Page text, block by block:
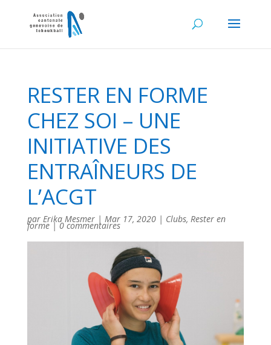
RESTER EN FORME
CHEZ SOI – UNE
INITIATIVE DES
ENTRAÎNEURS DE
L’ACGT
par Erika Mesmer| Mar 17, 2020| Clubs, Rester en
forme|0 commentaires